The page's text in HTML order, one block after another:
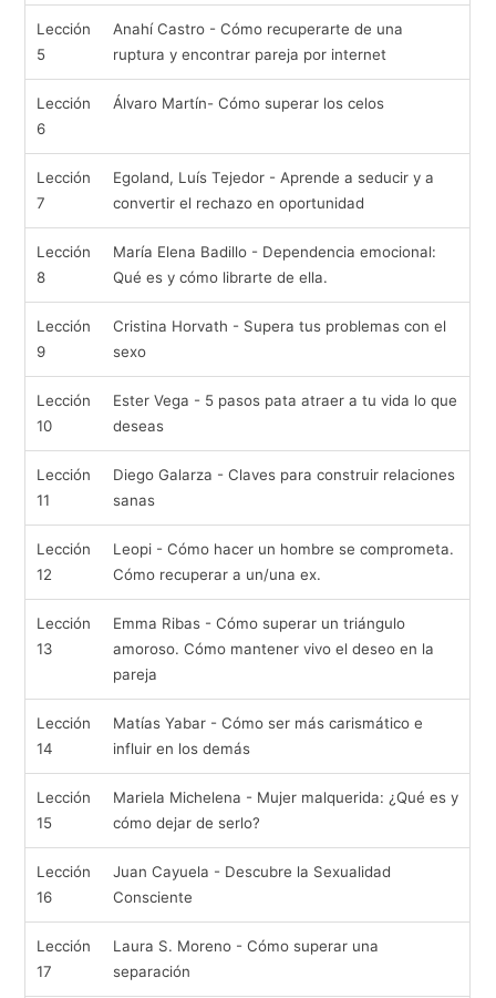
Lección
5
Anahí Castro - Cómo recuperarte de una
ruptura y encontrar pareja por internet
Lección
6
Álvaro Martín- Cómo superar los celos
Lección
7
Egoland, Luís Tejedor - Aprende a seducir y a
convertir el rechazo en oportunidad
Lección
8
María Elena Badillo - Dependencia emocional:
Qué es y cómo librarte de ella.
Lección
9
Cristina Horvath - Supera tus problemas con el
sexo
Lección
10
Ester Vega - 5 pasos pata atraer a tu vida lo que
deseas
Lección
11
Diego Galarza - Claves para construir relaciones
sanas
Lección
12
Leopi - Cómo hacer un hombre se comprometa.
Cómo recuperar a un/una ex.
Lección
13
Emma Ribas - Cómo superar un triángulo
amoroso. Cómo mantener vivo el deseo en la
pareja
Lección
14
Matías Yabar - Cómo ser más carismático e
influir en los demás
Lección
15
Mariela Michelena - Mujer malquerida: ¿Qué es y
cómo dejar de serlo?
Lección
16
Juan Cayuela - Descubre la Sexualidad
Consciente
Lección
17
Laura S. Moreno - Cómo superar una
separación